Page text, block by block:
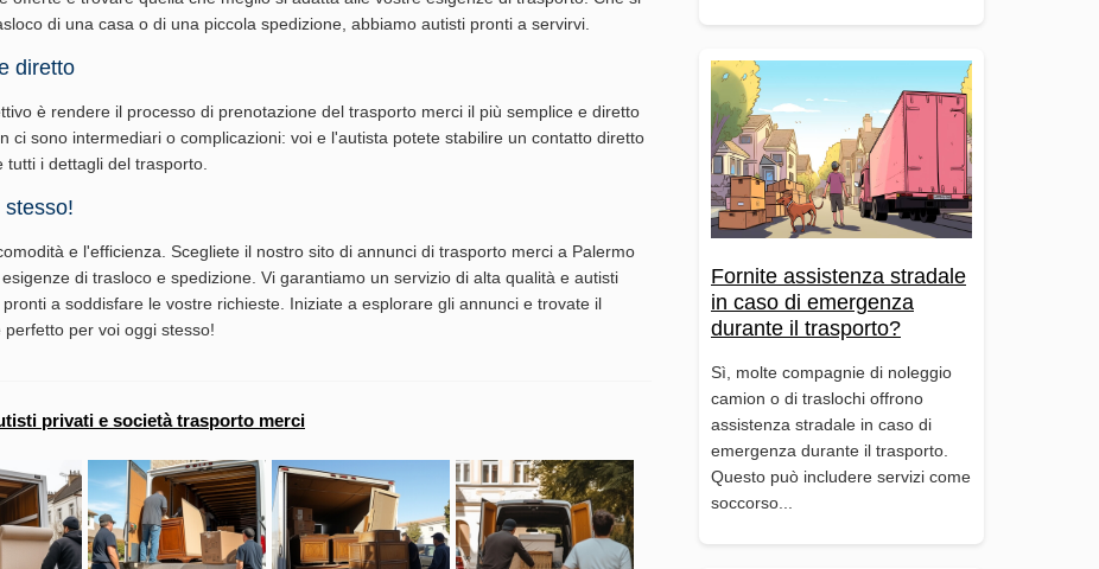
Fornite assistenza stradale
in caso di emergenza
durante il trasporto?
Sì, molte compagnie di noleggio
camion o di traslochi offrono
assistenza stradale in caso di
emergenza durante il trasporto.
Questo può includere servizi come
soccorso...
di una casa o di una piccola spedizione, abbiamo autisti pronti a servirvi.
diretto
è rendere il processo di prenotazione del trasporto merci il più semplice e diretto
ci sono intermediari o complicazioni: voi e l'autista potete stabilire un contatto diretto
tutti i dettagli del trasporto.
stesso!
e l'efficienza. Scegliete il nostro sito di annunci di trasporto merci a Palermo
di trasloco e spedizione. Vi garantiamo un servizio di alta qualità e autisti
a soddisfare le vostre richieste. Iniziate a esplorare gli annunci e trovate il
per voi oggi stesso!
privati e società trasporto merci